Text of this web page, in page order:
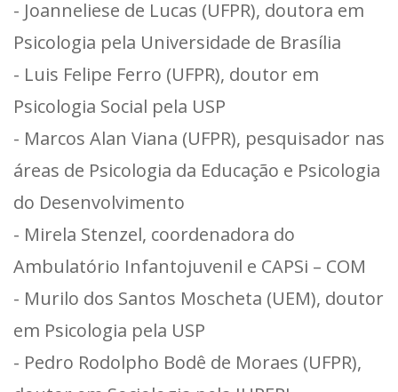
- Joanneliese de Lucas (UFPR), doutora em
Psicologia pela Universidade de Brasília
- Luis Felipe Ferro (UFPR), doutor em
Psicologia Social pela USP
- Marcos Alan Viana (UFPR), pesquisador nas
áreas de Psicologia da Educação e Psicologia
do Desenvolvimento
- Mirela Stenzel, coordenadora do
Ambulatório Infantojuvenil e CAPSi – COM
- Murilo dos Santos Moscheta (UEM), doutor
em Psicologia pela USP
- Pedro Rodolpho Bodê de Moraes (UFPR),